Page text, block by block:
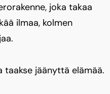
joka takaa
ilmaa, kolmen
jäänyttä elämää.